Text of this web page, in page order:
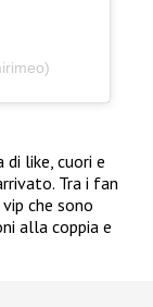
like, cuori e
Tra i fan
che sono
alla coppia e